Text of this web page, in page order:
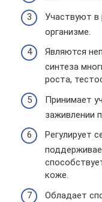
Участвуют в
организме.
Являются
синтеза
роста,
Принимает
заживлении
Регулирует
коже.
Обладает